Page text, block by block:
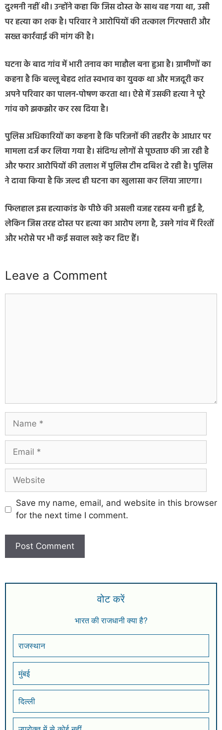
दुश्मनी नहीं थी। उन्होंने कहा कि जिस दोस्त के साथ वह गया था, उसी
पर हत्या का शक है। परिवार ने आरोपियों की तत्काल गिरफ्तारी और
सख्त कार्रवाई की मांग की है।
घटना के बाद गांव में भारी तनाव का माहौल बना हुआ है। ग्रामीणों का
कहना है कि बल्लू बेहद शांत स्वभाव का युवक था और मजदूरी कर
अपने परिवार का पालन-पोषण करता था। ऐसे में उसकी हत्या ने पूरे
गांव को झकझोर कर रख दिया है।
पुलिस अधिकारियों का कहना है कि परिजनों की तहरीर के आधार पर
मामला दर्ज कर लिया गया है। संदिग्ध लोगों से पूछताछ की जा रही है
और फरार आरोपियों की तलाश में पुलिस टीम दबिश दे रही है। पुलिस
ने दावा किया है कि जल्द ही घटना का खुलासा कर लिया जाएगा।
फिलहाल इस हत्याकांड के पीछे की असली वजह रहस्य बनी हुई है,
लेकिन जिस तरह दोस्त पर हत्या का आरोप लगा है, उसने गांव में रिश्तों
और भरोसे पर भी कई सवाल खड़े कर दिए हैं।
Leave a Comment
Save my name, email, and website in this browser
for the next time I comment.
वोट करें
भारत की राजधानी क्या है?
राजस्थान
मुंबई
दिल्ली